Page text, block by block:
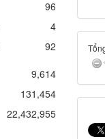
96
4
92
9,614
131,454
22,432,955